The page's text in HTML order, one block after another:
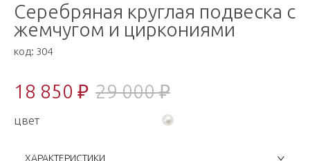
Серебряная круглая подвеска с
жемчугом и циркониями
код: 304
18 850 ₽ 29 000 ₽
цвет
ХАРАКТЕРИСТИКИ